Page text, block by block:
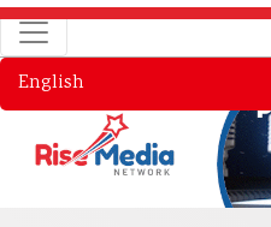
English